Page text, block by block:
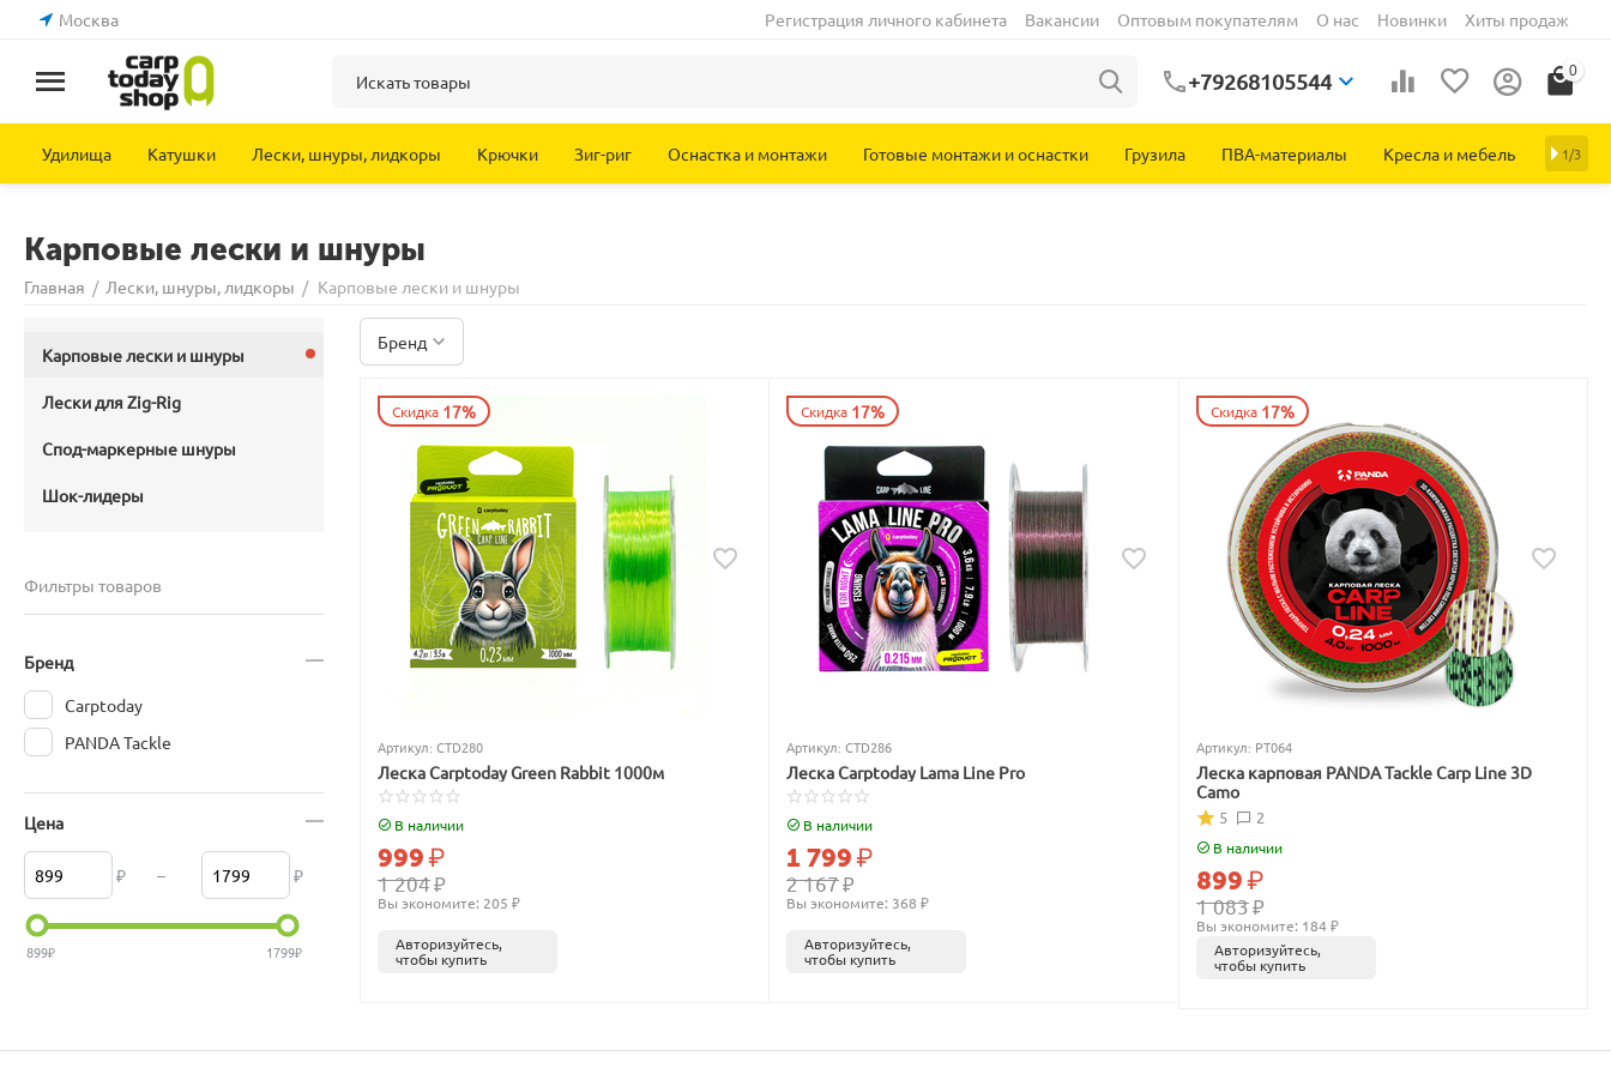
Москва Регистрация личного кабинета Вакансии Оптовым покупателям О нас Новинки Хиты продаж
+79268105544 0
Удилища Катушки Лески, шнуры, лидкоры Крючки Зиг-риг Оснастка и монтажи Готовые монтажи и оснастки Грузила ПВА-материалы Кресла и мебель 1/3
Карповые лески и шнуры
Главная / Лески, шнуры, лидкоры / Карповые лески и шнуры
Бренд
Скидка 17%
Артикул: CTD280
Леска Carptoday Green Rabbit 1000м
В наличии
1 204₽
999₽
Вы экономите: 205 ₽
Авторизуйтесь,
чтобы купить
Скидка 17%
Артикул: CTD286
Леска Carptoday Lama Line Pro
В наличии
2 167₽
1 799₽
Вы экономите: 368 ₽
Авторизуйтесь,
чтобы купить
Скидка 17%
Артикул: PT064
Леска карповая PANDA Tackle Carp Line 3D
Camo
2
5
В наличии
1 083₽
899₽
Вы экономите: 184 ₽
Авторизуйтесь,
чтобы купить
Карповые лески и шнуры
Лески для Zig-Rig
Спод-маркерные шнуры
Шок-лидеры
Фильтры товаров
Бренд
Carptoday
PANDA Tackle
Цена
₽ – ₽
899₽ 1799₽